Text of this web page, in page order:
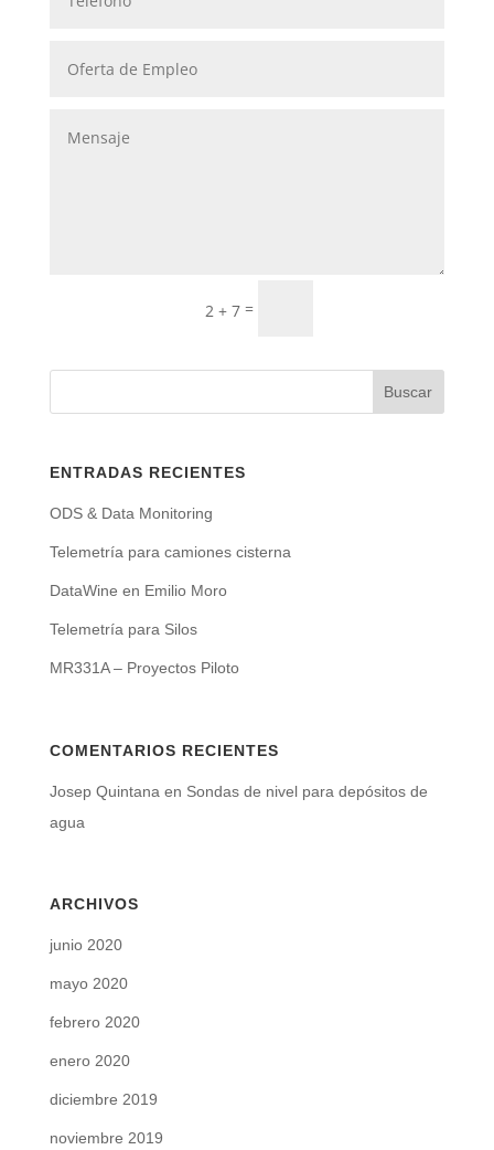
2 + 7 =
ENTRADAS RECIENTES
ODS & Data Monitoring
Telemetría para camiones cisterna
DataWine en Emilio Moro
Telemetría para Silos
MR331A – Proyectos Piloto
COMENTARIOS RECIENTES
Josep Quintana en Sondas de nivel para depósitos de
agua
ARCHIVOS
junio 2020
mayo 2020
febrero 2020
enero 2020
diciembre 2019
noviembre 2019